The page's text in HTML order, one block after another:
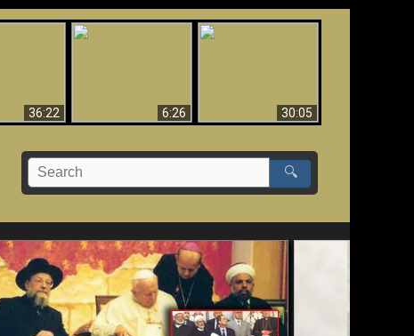
36:22
6:26
30:05
🔍